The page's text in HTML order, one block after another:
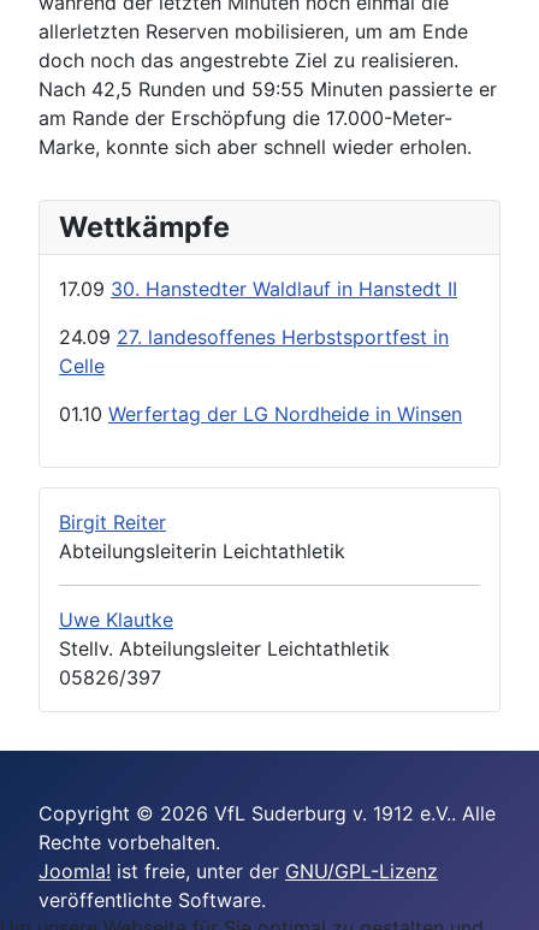
Wettkämpfe
17.09 30. Hanstedter Waldlauf in Hanstedt II
24.09 27. landesoffenes Herbstsportfest in
Celle
01.10 Werfertag der LG Nordheide in Winsen
Birgit Reiter
Abteilungsleiterin Leichtathletik
Uwe Klautke
Stellv. Abteilungsleiter Leichtathletik
05826/397
allerletzten Reserven mobilisieren, um am Ende
doch noch das angestrebte Ziel zu realisieren.
Nach 42,5 Runden und 59:55 Minuten passierte er
am Rande der Erschöpfung die 17.000-Meter-
Marke, konnte sich aber schnell wieder erholen.
Copyright © 2026 VfL Suderburg v. 1912 e.V.. Alle
Rechte vorbehalten.
Joomla! ist freie, unter der GNU/GPL-Lizenz
veröffentlichte Software.